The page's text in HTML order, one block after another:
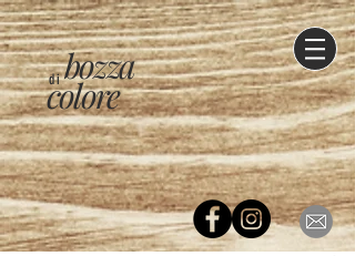
di
colore
bozza